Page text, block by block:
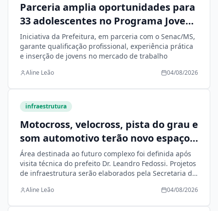
Parceria amplia oportunidades para
33 adolescentes no Programa Jovem
Aprendiz
Iniciativa da Prefeitura, em parceria com o Senac/MS,
garante qualificação profissional, experiência prática
e inserção de jovens no mercado de trabalho
Aline Leão 04/08/2026
infraestrutura
Motocross, velocross, pista do grau e
som automotivo terão novo espaço
planejado pela Prefeitura em Nova
Andradina
Área destinada ao futuro complexo foi definida após
visita técnica do prefeito Dr. Leandro Fedossi. Projetos
de infraestrutura serão elaborados pela Secretaria de
Aline Leão 04/08/2026